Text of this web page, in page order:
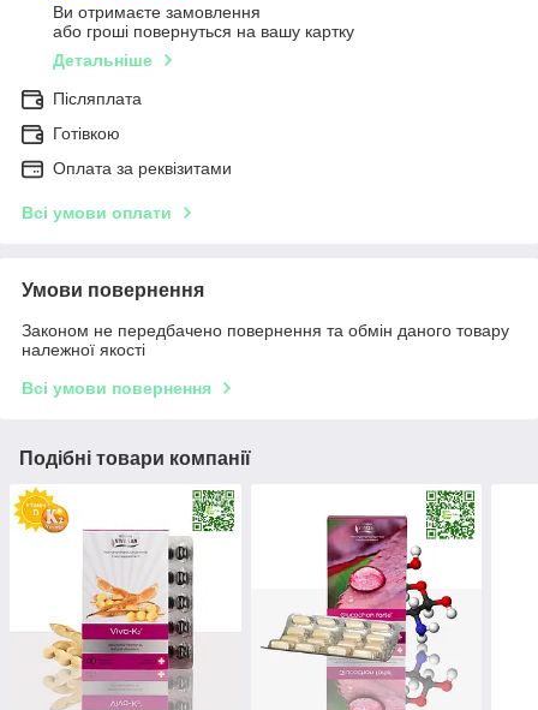
Ви отримаєте замовлення
або гроші повернуться на вашу картку
Детальніше
Післяплата
Готівкою
Оплата за реквізитами
Всі умови оплати
Умови повернення
Законом не передбачено повернення та обмін даного товару
належної якості
Всі умови повернення
Подібні товари компанії